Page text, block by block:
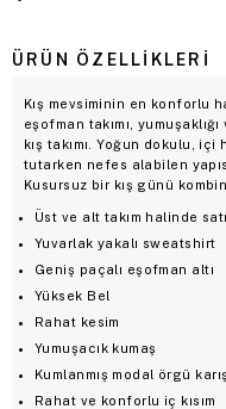
ÜRÜN ÖZELLIKLERI
Kış mevsiminin en konforlu
eşofman takımı,
kış takımı. Yoğun dokulu,
tutarken nefes alabilen
Kusursuz bir kış günü
Üst ve alt takım halinde
Yuvarlak yakalı sweatshirt
Geniş paçalı eşofman altı
Yüksek Bel
Rahat kesim
Yumuşacık kumaş
Kumlanmış modal örgü
Rahat ve konforlu iç kısım